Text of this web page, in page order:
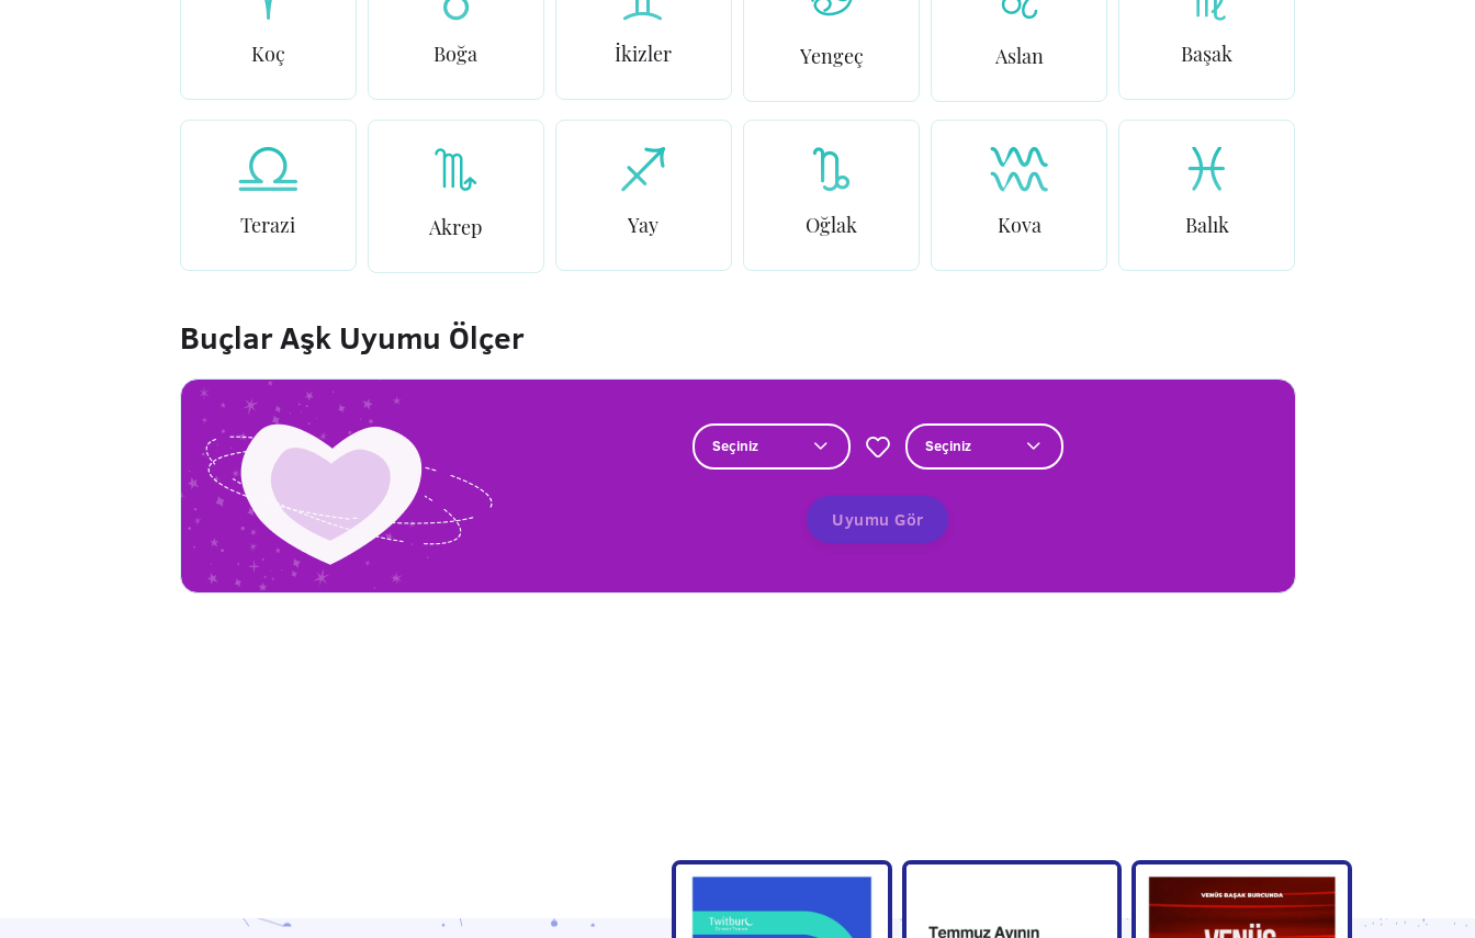
Koç Boğa İkizler Yengeç Aslan Başak
Terazi Akrep Yay Oğlak Kova Balık
Buçlar Aşk Uyumu Ölçer
Seçiniz Seçiniz
Uyumu Gör